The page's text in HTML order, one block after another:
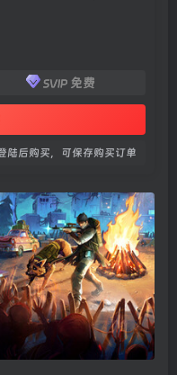
SVIP 免费
陆后购买，可保存购买订单